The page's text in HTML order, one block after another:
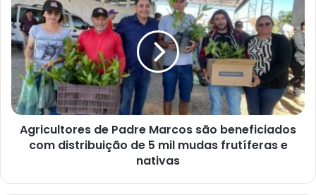
m
a
i
l
Agricultores de Padre Marcos são beneficiados
com distribuição de 5 mil mudas frutíferas e
nativas